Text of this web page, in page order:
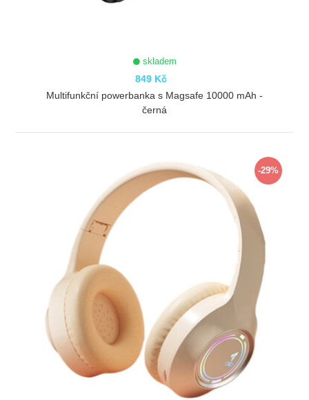
skladem
849 Kč
Multifunkční powerbanka s Magsafe 10000 mAh -
černá
-29%